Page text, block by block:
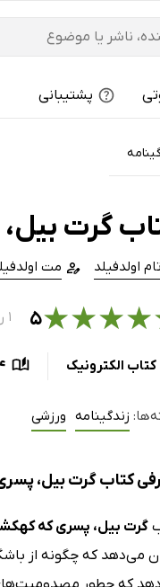
پشتیبانی
گرت
تام اولدفیلد مت
★
★
★
★۵ ۱ رای
کتاب الکترونیک
زندگینامه ورزشی
کتاب گرت بیل،
گرت بیل، پسری که
می‌دهد که چگونه از